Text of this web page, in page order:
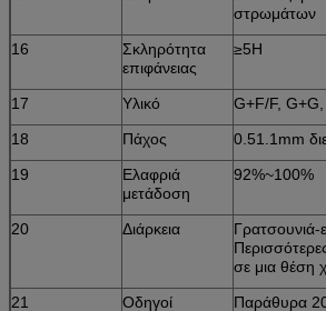
στρωμάτων
16
Σκληρότητα
επιφάνειας
≥5H
17 Υλικό
G+F/F,
18
Πάχος
0.51.1mm
19
Ελαφριά
μετάδοση
92%~100%
20 Διάρκεια
Γρατσουνιά-
σε μια θέση
21
Οδηγοί
Παράθυρα